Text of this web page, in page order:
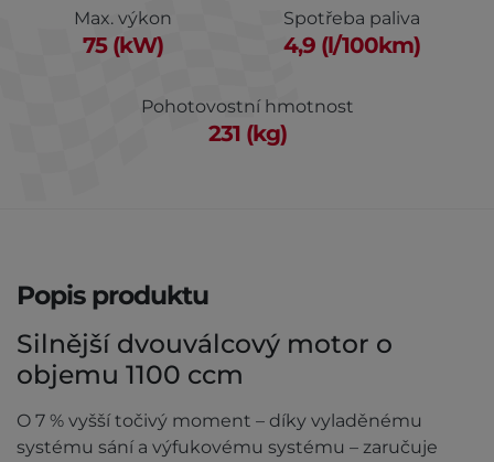
Max. výkon
75 (kW)
Spotřeba paliva
4,9 (l/100km)
Pohotovostní hmotnost
231 (kg)
Popis produktu
Silnější dvouválcový motor o
objemu 1100 ccm
O 7 % vyšší točivý moment – díky vyladěnému
systému sání a výfukovému systému – zaručuje